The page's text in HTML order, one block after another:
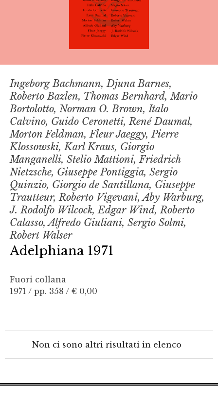
Ingeborg Bachmann, Djuna Barnes,
Roberto Bazlen, Thomas Bernhard, Mario
Bortolotto, Norman O. Brown, Italo
Calvino, Guido Ceronetti, René Daumal,
Morton Feldman, Fleur Jaeggy, Pierre
Klossowski, Karl Kraus, Giorgio
Manganelli, Stelio Mattioni, Friedrich
Nietzsche, Giuseppe Pontiggia, Sergio
Quinzio, Giorgio de Santillana, Giuseppe
Trautteur, Roberto Vigevani, Aby Warburg,
J. Rodolfo Wilcock, Edgar Wind, Roberto
Calasso, Alfredo Giuliani, Sergio Solmi,
Robert Walser
Adelphiana 1971
Fuori collana
1971 / pp. 358 / € 0,00
Non ci sono altri risultati in elenco